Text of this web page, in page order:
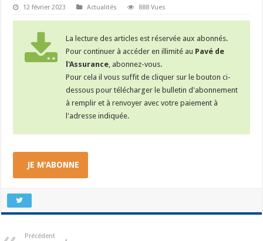
12 février 2023 Actualités 888 Vues
La lecture des articles est réservée aux abonnés.
Pour continuer à accéder en illimité au Pavé de
l'Assurance , abonnez-vous.
Pour cela il vous suffit de cliquer sur le bouton ci-
dessous pour télécharger le bulletin d'abonnement
à remplir et à renvoyer avec votre paiement à
l'adresse indiquée.
JE M'ABONNE
Précédent